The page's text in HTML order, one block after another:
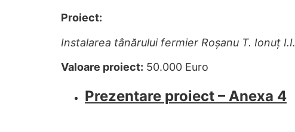
Proiect:
Instalarea tânărului fermier Roșanu T. Ionuț I.I.
Valoare proiect: 50.000 Euro
Prezentare proiect – Anexa 4